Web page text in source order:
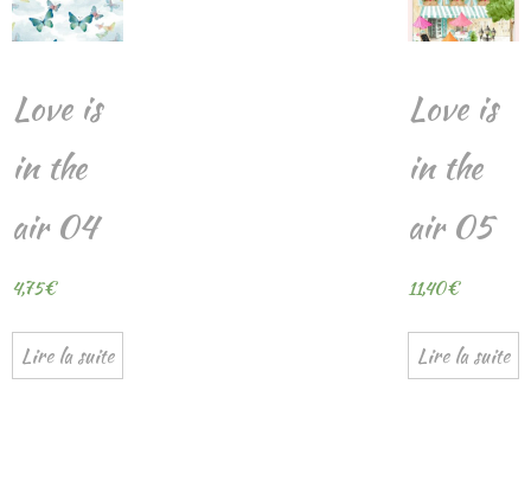
Love is
in the
air 04
4,75€
Lire la suite
Love is
in the
air 05
11,40€
Lire la suite